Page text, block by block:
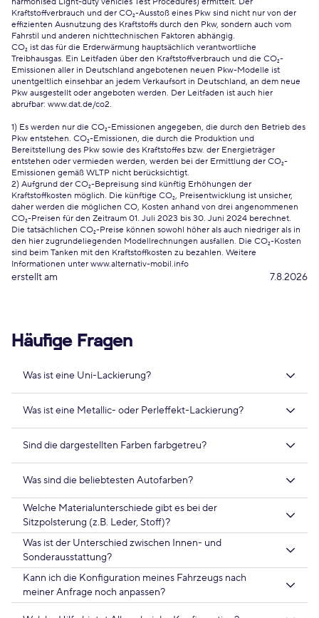
Kraftstoffverbrauch und der CO₂-Ausstoß eines Pkw sind nicht nur von der
effizienten Ausnutzung des Kraftstoffs durch den Pkw, sondern auch vom
Fahrstil und anderen nichttechnischen Faktoren abhängig.
CO₂ ist das für die Erderwärmung hauptsächlich verantwortliche
Treibhausgas. Ein Leitfaden über den Kraftstoffverbrauch und die CO₂-
Emissionen aller in Deutschland angebotenen neuen Pkw-Modelle ist
unentgeltlich einsehbar an jedem Verkaufsort in Deutschland, an dem neue
Pkw ausgestellt oder angeboten werden. Der Leitfaden ist auch hier
abrufbar: www.dat.de/co2.
1) Es werden nur die CO₂-Emissionen angegeben, die durch den Betrieb des
Pkw entstehen. CO₂-Emissionen, die durch die Produktion und
Bereitstellung des Pkw sowie des Kraftstoffes bzw. der Energieträger
entstehen oder vermieden werden, werden bei der Ermittlung der CO₂-
Emissionen gemäß WLTP nicht berücksichtigt.
2) Aufgrund der CO₂-Bepreisung sind künftig Erhöhungen der
Kraftstoffkosten möglich. Die künftige CO₂, Preisentwicklung ist unsicher,
daher werden die möglichen CO, Kosten anhand von drei angenommenen
CO₂-Preisen für den Zeitraum 01. Juli 2023 bis 30. Juni 2024 berechnet.
Die tatsächlichen CO₂-Preise können sowohl höher als auch niedriger als in
den hier zugrundeliegenden Modellrechnungen ausfallen. Die CO₂-Kosten
sind beim Tanken mit den Kraftstoffkosten zu bezahlen. Weitere
Informationen unter www.alternativ-mobil.info
erstellt am 7.8.2026
Häufige Fragen
Was ist eine Uni-Lackierung?
Was ist eine Metallic- oder Perleffekt-Lackierung?
Sind die dargestellten Farben farbgetreu?
Was sind die beliebtesten Autofarben?
Welche Materialunterschiede gibt es bei der
Sitzpolsterung (z.B. Leder, Stoff)?
Was ist der Unterschied zwischen Innen- und
Sonderausstattung?
Kann ich die Konfiguration meines Fahrzeugs nach
meiner Anfrage noch anpassen?